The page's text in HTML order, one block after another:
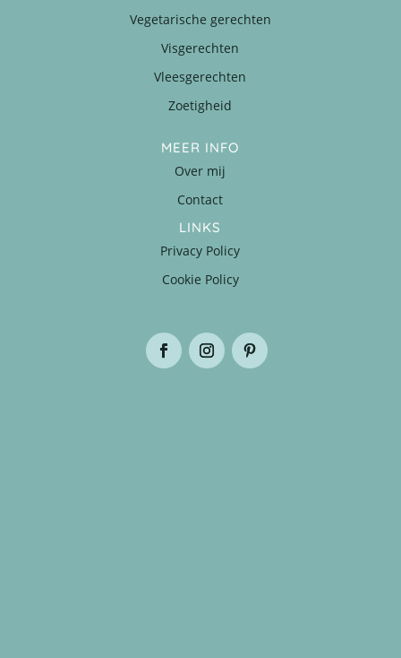
Vegetarische gerechten
Visgerechten
Vleesgerechten
Zoetigheid
MEER INFO
Over mij
Contact
LINKS
Privacy Policy
Cookie Policy